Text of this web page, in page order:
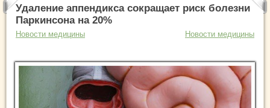
Удаление аппендикса сокращает риск болезни
Паркинсона на 20%
Новости медицины Новости медицины